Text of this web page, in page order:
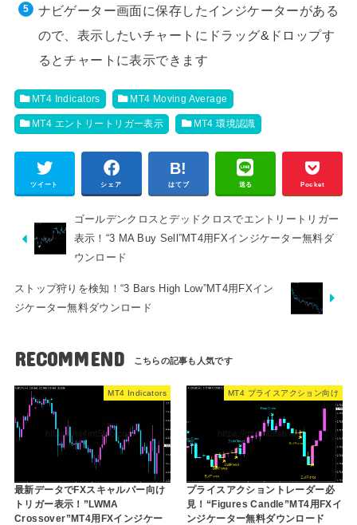
ナビゲーター画面に保存したインジケーターがある
ので、表示したいチャートにドラッグ&ドロップす
るとチャートに表示できます
MT4 Indicators MT4 Moving Average
MT4 エントリートリガー表示 MT4 環境認識
ツイート シェア はてブ 送る Pocket
ゴールデンクロスとデッドクロスでエントリートリガー
表示！“3 MA Buy Sell”MT4用FXインジケーター無料ダ
ウンロード
ストップ狩りを検知！“3 Bars High Low”MT4用FXイン
ジケーター無料ダウンロード
RECOMMEND
MT4 Indicators
最新データでFXスキャルパー向け
トリガー表示！”LWMA
Crossover”MT4用FXインジケー
MT4 プライスアクション向け
プライスアクショントレーダー必
見！“Figures Candle”MT4用FXイ
ンジケーター無料ダウンロード